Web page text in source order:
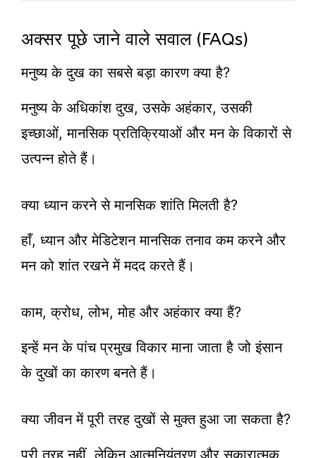
अक्सर पूछे जाने वाले सवाल (FAQs)
मनुष्य के दुख का सबसे बड़ा कारण क्या है?
मनुष्य के अधिकांश दुख, उसके अहंकार, उसकी
इच्छाओं, मानसिक प्रतिक्रियाओं और मन के विकारों से
उत्पन्न होते हैं।
क्या ध्यान करने से मानसिक शांति मिलती है?
हाँ, ध्यान और मेडिटेशन मानसिक तनाव कम करने और
मन को शांत रखने में मदद करते हैं।
काम, क्रोध, लोभ, मोह और अहंकार क्या हैं?
इन्हें मन के पांच प्रमुख विकार माना जाता है जो इंसान
के दुखों का कारण बनते हैं।
क्या जीवन में पूरी तरह दुखों से मुक्त हुआ जा सकता है?
पूरी तरह नहीं, लेकिन आत्मनियंत्रण और सकारात्मक